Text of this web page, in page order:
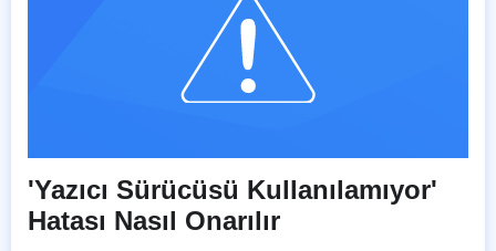
'Yazıcı Sürücüsü Kullanılamıyor'
Hatası Nasıl Onarılır